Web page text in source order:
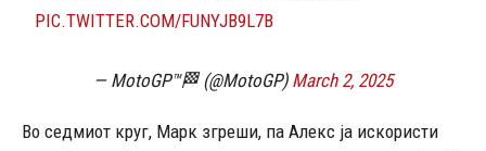
PIC.TWITTER.COM/FUNYJB9L7B
— MotoGP™🏁 (@MotoGP) March 2, 2025
Во седмиот круг, Марк згреши, па Алекс ја искористи